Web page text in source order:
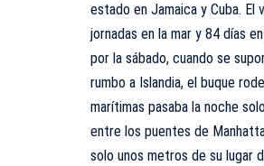
estado en Jamaica y Cuba. El
jornadas en la mar y 84 días
por la sábado, cuando se
rumbo a Islandia, el buque
marítimas pasaba la noche
entre los puentes de
solo unos metros de su lugar